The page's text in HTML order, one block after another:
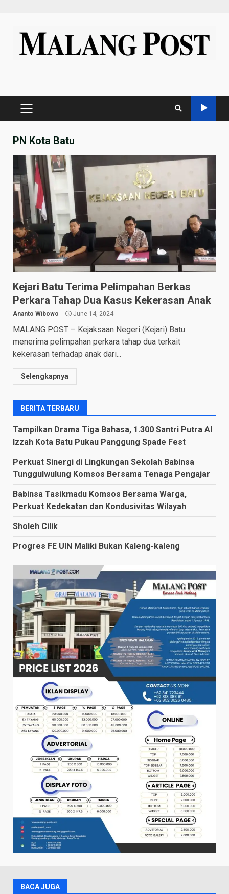
content
PRIMARY
PN Kota Batu
Kejari Batu Terima Pelimpahan Berkas
Perkara Tahap Dua Kasus Kekerasan Anak
Ananto Wibowo June 14, 2024
MALANG POST – Kejaksaan Negeri (Kejari) Batu
menerima pelimpahan perkara tahap dua terkait
kekerasan terhadap anak dari...
Selengkapnya
BERITA TERBARU
Tampilkan Drama Tiga Bahasa, 1.300 Santri Putra Al
Izzah Kota Batu Pukau Panggung Spade Fest
Perkuat Sinergi di Lingkungan Sekolah Babinsa
Tunggulwulung Komsos Bersama Tenaga Pengajar
Babinsa Tasikmadu Komsos Bersama Warga,
Perkuat Kedekatan dan Kondusivitas Wilayah
Sholeh Cilik
Progres FE UIN Maliki Bukan Kaleng-kaleng
BACA JUGA